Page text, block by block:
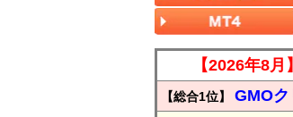
【2026年8
【総合1位】 GMOク